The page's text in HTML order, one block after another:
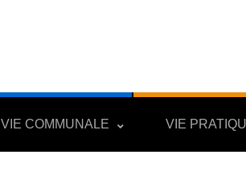
VIE COMMUNALE VIE